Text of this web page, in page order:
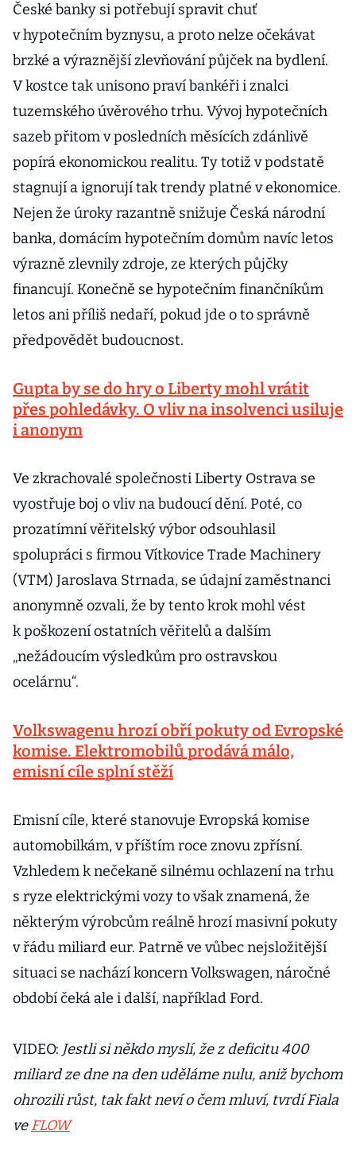
České banky si potřebují spravit chuť
v hypotečním byznysu, a proto nelze očekávat
brzké a výraznější zlevňování půjček na bydlení.
V kostce tak unisono praví bankéři i znalci
tuzemského úvěrového trhu. Vývoj hypotečních
sazeb přitom v posledních měsících zdánlivě
popírá ekonomickou realitu. Ty totiž v podstatě
stagnují a ignorují tak trendy platné v ekonomice.
Nejen že úroky razantně snižuje Česká národní
banka, domácím hypotečním domům navíc letos
výrazně zlevnily zdroje, ze kterých půjčky
financují. Konečně se hypotečním finančníkům
letos ani příliš nedaří, pokud jde o to správně
předpovědět budoucnost.
Gupta by se do hry o Liberty mohl vrátit
přes pohledávky. O vliv na insolvenci usiluje
i anonym
Ve zkrachovalé společnosti Liberty Ostrava se
vyostřuje boj o vliv na budoucí dění. Poté, co
prozatímní věřitelský výbor odsouhlasil
spolupráci s firmou Vítkovice Trade Machinery
(VTM) Jaroslava Strnada, se údajní zaměstnanci
anonymně ozvali, že by tento krok mohl vést
k poškození ostatních věřitelů a dalším
„nežádoucím výsledkům pro ostravskou
ocelárnu“.
Volkswagenu hrozí obří pokuty od Evropské
komise. Elektromobilů prodává málo,
emisní cíle splní stěží
Emisní cíle, které stanovuje Evropská komise
automobilkám, v příštím roce znovu zpřísní.
Vzhledem k nečekaně silnému ochlazení na trhu
s ryze elektrickými vozy to však znamená, že
některým výrobcům reálně hrozí masivní pokuty
v řádu miliard eur. Patrně ve vůbec nejsložitější
situaci se nachází koncern Volkswagen, náročné
období čeká ale i další, například Ford.
VIDEO: Jestli si někdo myslí, že z deficitu 400
miliard ze dne na den uděláme nulu, aniž bychom
ohrozili růst, tak fakt neví o čem mluví, tvrdí Fiala
veFLOW